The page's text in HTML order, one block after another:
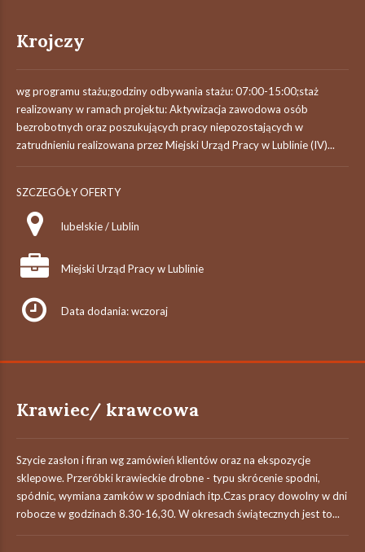
Krojczy
wg programu stażu;godziny odbywania stażu: 07:00-15:00;staż
realizowany w ramach projektu: Aktywizacja zawodowa osób
bezrobotnych oraz poszukujących pracy niepozostających w
zatrudnieniu realizowana przez Miejski Urząd Pracy w Lublinie (IV)...
SZCZEGÓŁY OFERTY
lubelskie / Lublin
Miejski Urząd Pracy w Lublinie
Data dodania: wczoraj
Krawiec/ krawcowa
Szycie zasłon i firan wg zamówień klientów oraz na ekspozycje
sklepowe. Przeróbki krawieckie drobne - typu skrócenie spodni,
spódnic, wymiana zamków w spodniach itp.Czas pracy dowolny w dni
robocze w godzinach 8.30-16,30. W okresach świątecznych jest to...